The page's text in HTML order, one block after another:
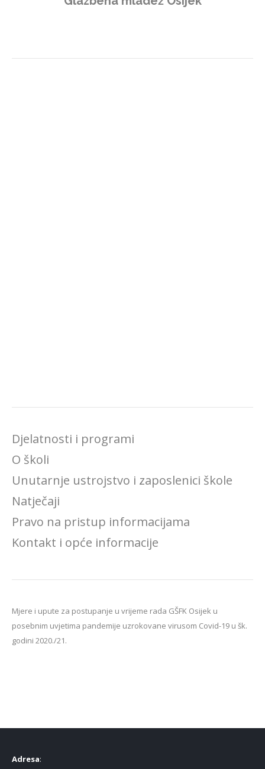
Djelatnosti i programi
O školi
Unutarnje ustrojstvo i zaposlenici škole
Natječaji
Pravo na pristup informacijama
Kontakt i opće informacije
Mjere i upute za postupanje u vrijeme rada GŠFK Osijek u
posebnim uvjetima pandemije uzrokovane virusom Covid-19 u šk.
godini 2020./21.
Adresa: